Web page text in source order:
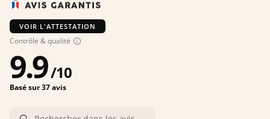
VOIR L'ATTESTATION
Contrôle & qualité
9.9/10
Basé sur 37 avis